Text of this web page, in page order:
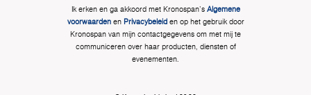
Ik erken en ga akkoord met Kronospan's Algemene
voorwaardenen Privacybeleiden op het gebruik door
Kronospan van mijn contactgegevens om met mij te
communiceren over haar producten, diensten of
evenementen.